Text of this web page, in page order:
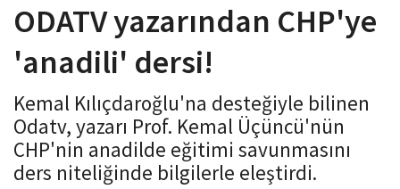
a
i
a
t
i
o
ODATV yazarından CHP'ye
'anadili' dersi!
Kemal Kılıçdaroğlu'na desteğiyle bilinen
Odatv, yazarı Prof. Kemal Üçüncü'nün
CHP'nin anadilde eğitimi savunmasını
ders niteliğinde bilgilerle eleştirdi.